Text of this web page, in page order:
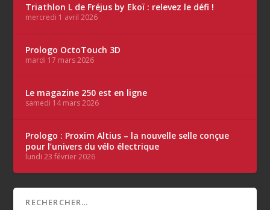
Triathlon L de Fréjus by Ekoï : relevez le défi !
mercredi 1 avril 2026
Prologo OctoTouch 3D
mardi 17 mars 2026
Le magazine 250 est en ligne
samedi 14 mars 2026
Prologo : Proxim Altius – la nouvelle selle conçue
pour l’univers du vélo électrique
lundi 23 février 2026